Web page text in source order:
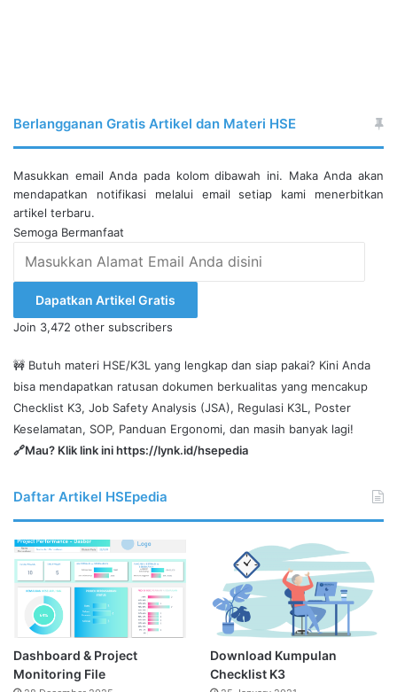
Berlangganan Gratis Artikel dan Materi HSE
Masukkan email Anda pada kolom dibawah ini. Maka Anda akan
mendapatkan notifikasi melalui email setiap kami menerbitkan
artikel terbaru.
Semoga Bermanfaat
Alamat
Anda
disini
Dapatkan Artikel Gratis
Join 3,472 other subscribers
🚧 Butuh materi HSE/K3L yang lengkap dan siap pakai? Kini Anda
bisa mendapatkan ratusan dokumen berkualitas yang mencakup
Checklist K3, Job Safety Analysis (JSA), Regulasi K3L, Poster
Keselamatan, SOP, Panduan Ergonomi, dan masih banyak lagi!
🔗Mau? Klik link inihttps://lynk.id/hsepedia
Daftar Artikel HSEpedia
Dashboard & Project
Monitoring File
Download Kumpulan
Checklist K3